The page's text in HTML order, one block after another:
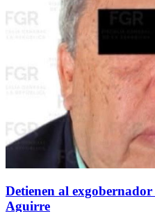
Detienen al
Aguirre